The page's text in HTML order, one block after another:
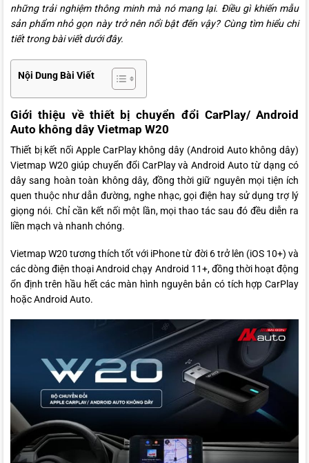
những trải nghiệm thông minh mà nó mang lại. Điều gì khiến mẫu
sản phẩm nhỏ gọn này trở nên nổi bật đến vậy? Cùng tìm hiểu chi
tiết trong bài viết dưới đây.
Nội Dung Bài Viết
Giới thiệu về thiết bị chuyển đổi CarPlay/ Android
Auto không dây Vietmap W20
Thiết bị kết nối Apple CarPlay không dây (Android Auto không dây)
Vietmap W20 giúp chuyển đổi CarPlay và Android Auto từ dạng có
dây sang hoàn toàn không dây, đồng thời giữ nguyên mọi tiện ích
quen thuộc như dẫn đường, nghe nhạc, gọi điện hay sử dụng trợ lý
giọng nói. Chỉ cần kết nối một lần, mọi thao tác sau đó đều diễn ra
liền mạch và nhanh chóng.
Vietmap W20 tương thích tốt với iPhone từ đời 6 trở lên (iOS 10+) và
các dòng điện thoại Android chạy Android 11+, đồng thời hoạt động
ổn định trên hầu hết các màn hình nguyên bản có tích hợp CarPlay
hoặc Android Auto.